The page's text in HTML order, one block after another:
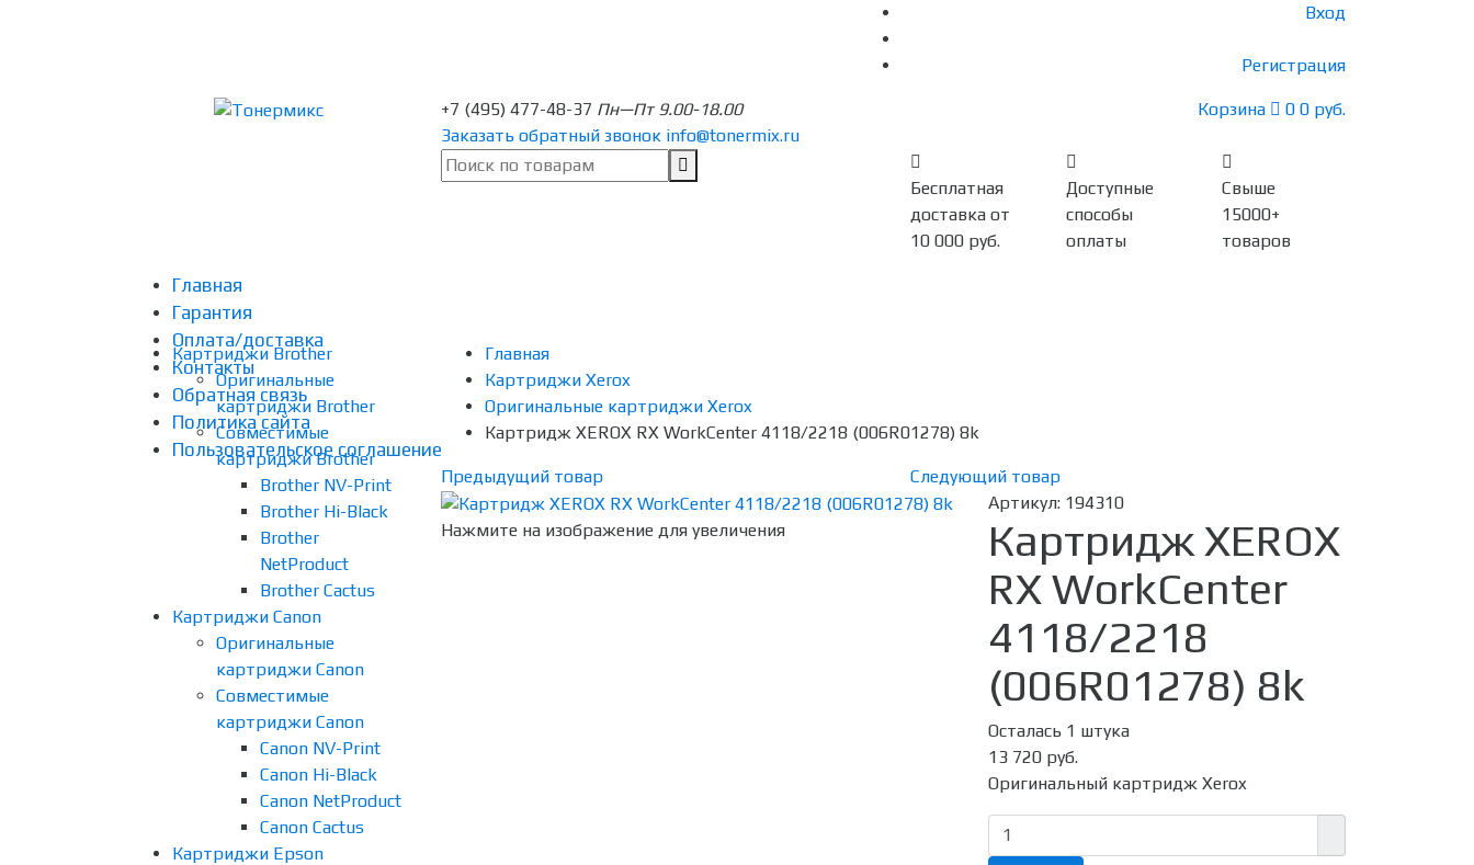
Вход
Регистрация
+7 (495) 477-48-37 Пн—Пт 9.00-18.00
Заказать обратный звонок info@tonermix.ru
Корзина 0 0 руб.
Бесплатная
доставка от
10 000 руб.
Доступные
способы
оплаты
Свыше
15000+
товаров
Главная
Гарантия
Оплата/доставка
Контакты
Обратная связь
Политика сайта
Пользовательское соглашение
Картриджи Brother
Оригинальные
картриджи Brother
Совместимые
картриджи Brother
Brother NV-Print
Brother Hi-Black
Brother
NetProduct
Brother Cactus
Картриджи Canon
Оригинальные
картриджи Canon
Совместимые
картриджи Canon
Canon NV-Print
Canon Hi-Black
Canon NetProduct
Canon Cactus
Картриджи Epson
Главная
Картриджи Xerox
Оригинальные картриджи Xerox
Картридж XEROX RX WorkCenter 4118/2218 (006R01278) 8k
Предыдущий товар Следующий товар
Нажмите на изображение для увеличения
Артикул: 194310
Картридж XEROX
RX WorkCenter
4118/2218
(006R01278) 8k
Осталась 1 штука
13 720 руб.
Оригинальный картридж Xerox